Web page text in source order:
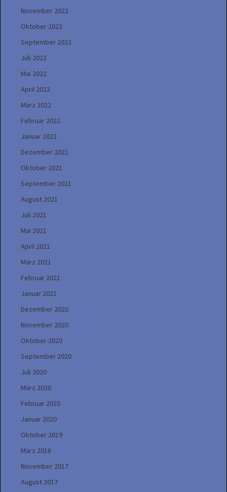
November 2022
Oktober 2022
September 2022
Juli 2022
Mai 2022
April 2022
März 2022
Februar 2022
Januar 2022
Dezember 2021
Oktober 2021
September 2021
August 2021
Juli 2021
Mai 2021
April 2021
März 2021
Februar 2021
Januar 2021
Dezember 2020
November 2020
Oktober 2020
September 2020
Juli 2020
März 2020
Februar 2020
Januar 2020
Oktober 2019
März 2018
November 2017
August 2017